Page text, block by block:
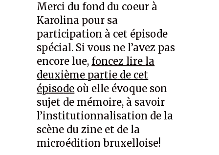
Merci du fond du coeur à
Karolina pour sa
participation à cet épisode
spécial. Si vous ne l’avez pas
encore lue, foncez lire la
deuxième partie de cet
épisode où elle évoque son
sujet de mémoire, à savoir
l’institutionnalisation de la
scène du zine et de la
microédition bruxelloise!